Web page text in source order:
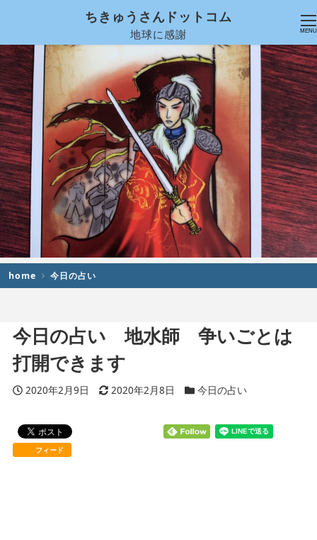
ちきゅうさんドットコム
地球に感謝 MENU
home 今日の占い
今日の占い 地水師 争いごとは
打開できます
投稿日
2020年2月9日 更新日
2020年2月8日 カテゴリー
今日の占い
フィード